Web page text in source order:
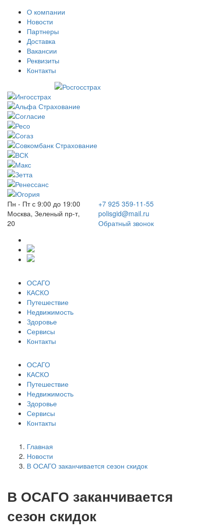
О компании
Новости
Партнеры
Доставка
Вакансии
Реквизиты
Контакты
Пн - Пт с 9:00 до 19:00
Москва, Зеленый пр-т,
20
+7 925 359-11-55
polisgid@mail.ru
Обратный звонок
ОСАГО
КАСКО
Путешествие
Недвижимость
Здоровье
Сервисы
Контакты
ОСАГО
КАСКО
Путешествие
Недвижимость
Здоровье
Сервисы
Контакты
Главная
Новости
В ОСАГО заканчивается сезон скидок
В ОСАГО заканчивается
сезон скидок